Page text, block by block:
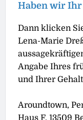
Haben wir Ihr
Dann klicken
Lena-Marie
Angabe Ihres
und Ihrer
Aroundtown,
Haus F, 13509